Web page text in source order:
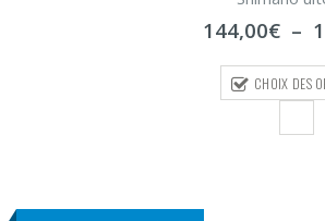
5
144,00€ – 147,00
CHOIX DES OPTIONS